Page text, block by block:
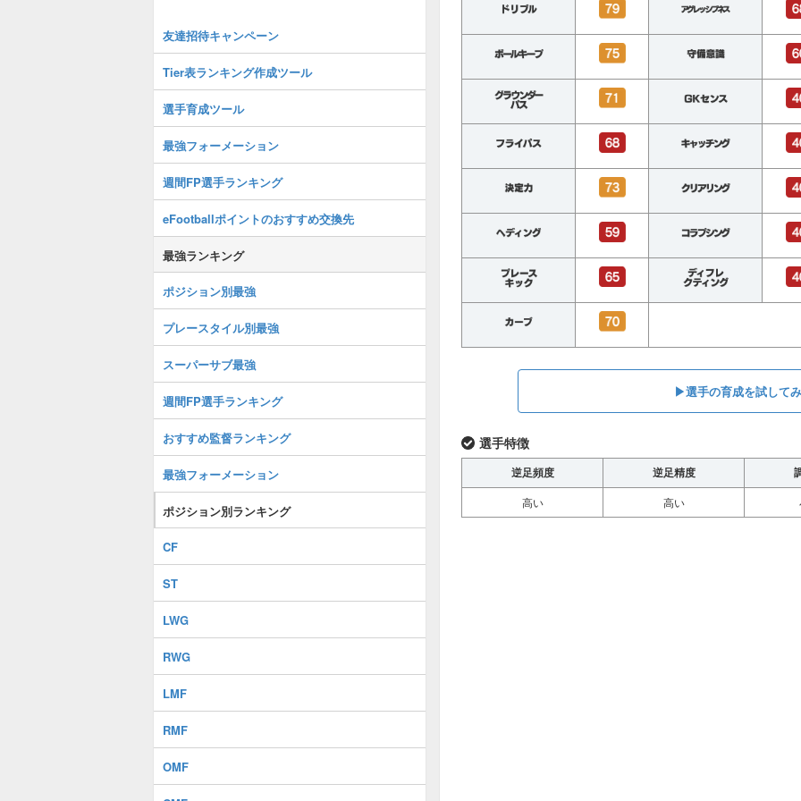
▶︎選手の育成を試して
選手特徴
逆足頻度 逆足精度
高い 高い
友達招待キャンペーン
Tier表ランキング作成ツール
選手育成ツール
最強フォーメーション
週間FP選手ランキング
eFootballポイントのおすすめ交換先
最強ランキング
ポジション別最強
プレースタイル別最強
スーパーサブ最強
週間FP選手ランキング
おすすめ監督ランキング
最強フォーメーション
ポジション別ランキング
CF
ST
LWG
RWG
LMF
RMF
OMF